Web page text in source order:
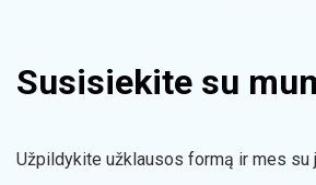
Susisiekite su
Užpildykite užklausos formą ir mes